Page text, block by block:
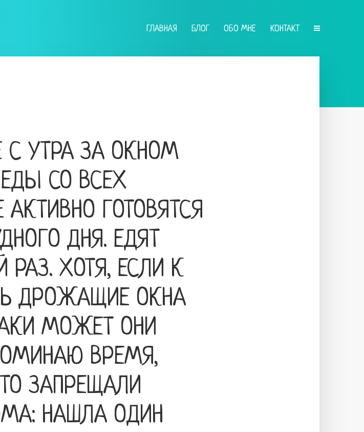
ГЛАВНАЯ БЛОГ ОБО МНЕ КОНТАКТ
С УТРА ЗА ОКНОМ
СО ВСЕХ
ГОТОВЯТСЯ
ДНЯ. ЕДЯТ
РАЗ. ХОТЯ, ЕСЛИ К
ДРОЖАЩИЕ ОКНА
МОЖЕТ ОНИ
ВРЕМЯ,
ЗАПРЕЩАЛИ
НАШЛА ОДИН